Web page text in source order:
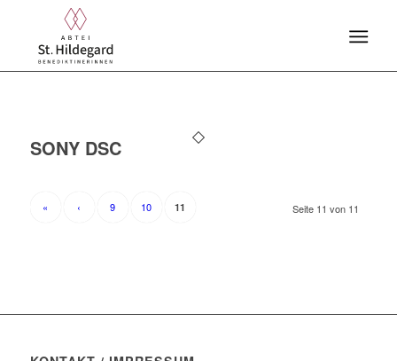
SONY DSC
Seite 11 von 11
« ‹ 9 10 11